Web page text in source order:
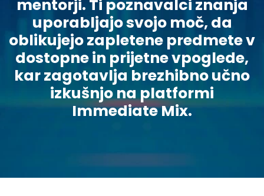
mentorji. Ti poznavalci znanja
uporabljajo svojo moč, da
oblikujejo zapletene predmete v
dostopne in prijetne vpoglede,
kar zagotavlja brezhibno učno
izkušnjo na platformi
Immediate Mix.